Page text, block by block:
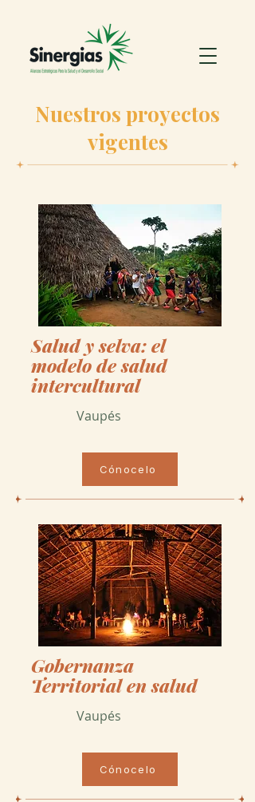
Nuestros proyectos
vigentes
Salud y selva: el
modelo de salud
intercultural
Vaupés
Cónocelo
Gobernanza
Territorial en salud
Vaupés
Cónocelo